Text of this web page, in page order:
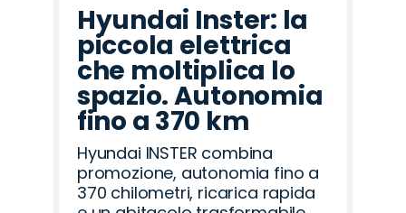
Hyundai Inster: la
piccola elettrica
che moltiplica lo
spazio. Autonomia
fino a 370 km
Hyundai INSTER combina
promozione, autonomia fino a
370 chilometri, ricarica rapida